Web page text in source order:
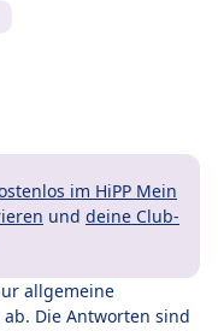
im HiPP Mein
und deine Club-
allgemeine
Die Antworten sind